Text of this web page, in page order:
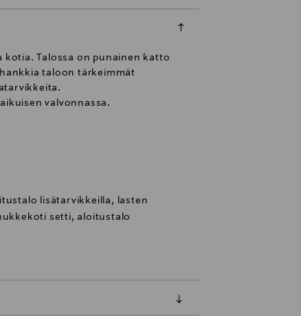
kotia. Talossa on punainen katto
taloon tärkeimmät
valvonnassa.
lisätarvikkeilla, lasten
setti, aloitustalo